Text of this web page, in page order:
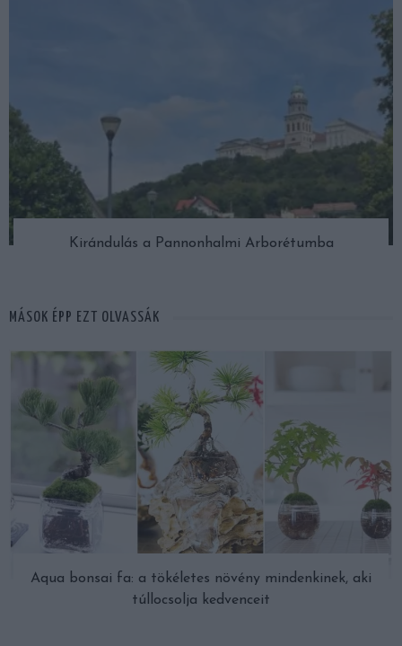
Kirándulás a Pannonhalmi Arborétumba
MÁSOK ÉPP EZT OLVASSÁK
Aqua bonsai fa: a tökéletes növény mindenkinek, aki
túllocsolja kedvenceit